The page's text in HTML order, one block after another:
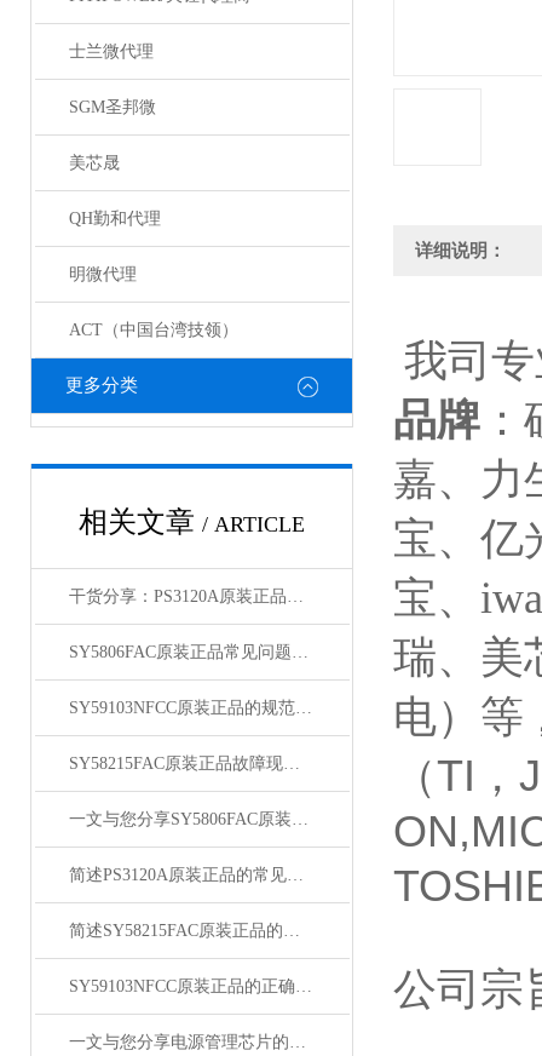
士兰微代理
SGM圣邦微
美芯晟
QH勤和代理
明微代理
ACT（中国台湾技领）
更多分类
相关文章 / ARTICLE
干货分享：PS3120A原装正品使用中的那些常见故障与解决技巧
SY5806FAC原装正品常见问题及对应解决办法大公开
SY59103NFCC原装正品的规范存放管理体系介绍
SY58215FAC原装正品故障现象相应的解决方法介绍
一文与您分享SY5806FAC原装正品的常见问题相应解决方法
简述PS3120A原装正品的常见故障相应解决方法
简述SY58215FAC原装正品的正确安装方法
SY59103NFCC原装正品的正确维护保养方法分享
一文与您分享电源管理芯片的维护保养方法
详细说明：
我司
品牌
嘉、力
宝、亿
宝、
瑞、美
电）等
（TI
公司宗